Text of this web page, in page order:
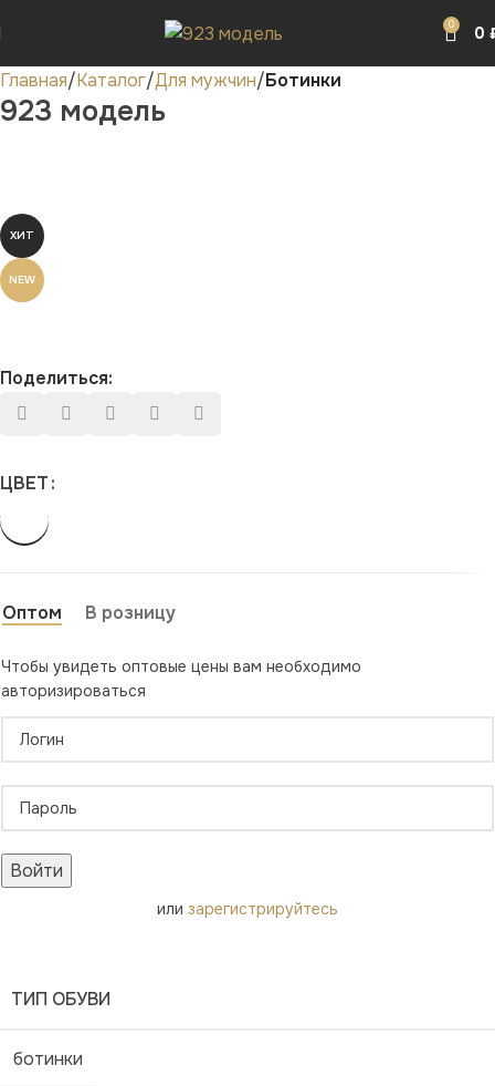
0 0
Главная Каталог Для мужчин Ботинки
923 модель
ХИТ
NEW
Поделиться:
ЦВЕТ
Оптом В розницу
Чтобы увидеть оптовые цены вам необходимо
авторизироваться
Войти
или зарегистрируйтесь
ТИП ОБУВИ
ботинки